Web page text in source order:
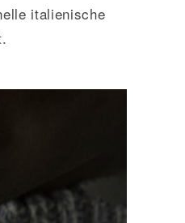
italienische